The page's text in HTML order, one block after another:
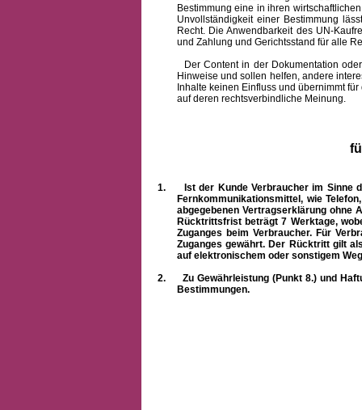
Bestimmung eine in ihren
Unvollständigkeit einer Bestimmung
Recht. Die Anwendbarkeit des UN-
und Zahlung und Gerichtsstand für alle
Der Content in der Dokumentation oder
Hinweise und sollen helfen, andere
Inhalte keinen Einfluss und übernimmt
auf deren rechtsverbindliche Meinung.
1.
Ist der Kunde Verbraucher im Sinne
Fernkommunikationsmittel, wie
abgegebenen Vertragserklärung ohne
Rücktrittsfrist beträgt 7 Werktage,
Zuganges beim Verbraucher. Für
Zuganges gewährt. Der Rücktritt gilt
auf elektronischem oder sonstigem
2.
Zu Gewährleistung (Punkt 8.) und
Bestimmungen.